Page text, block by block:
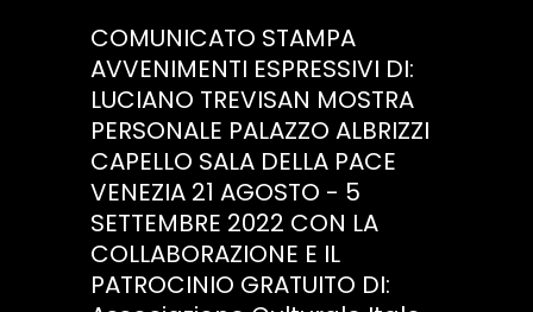
COMUNICATO STAMPA
AVVENIMENTI ESPRESSIVI DI:
LUCIANO TREVISAN MOSTRA
PERSONALE PALAZZO ALBRIZZI
CAPELLO SALA DELLA PACE
VENEZIA 21 AGOSTO - 5
SETTEMBRE 2022 CON LA
COLLABORAZIONE E IL
PATROCINIO GRATUITO DI: